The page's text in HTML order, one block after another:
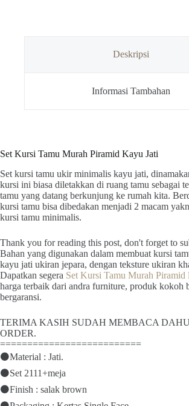
Deskripsi
Informasi Tambahan
Set Kursi Tamu Murah Piramid Kayu Jati
Set kursi tamu ukir minimalis kayu jati,
kursi ini biasa diletakkan di ruang tamu sebagai
tamu yang datang berkunjung ke rumah kita.
kursi tamu bisa dibedakan menjadi 2 macam
kursi tamu minimalis.
Thank you for reading this post, don't forget to
Bahan yang digunakan dalam membuat kursi
kayu jati ukiran jepara, dengan teksture ukiran
Dapatkan segera Set Kursi Tamu Murah Piramid
harga terbaik dari andra furniture, produk kokoh
bergaransi.
TERIMA KASIH SUDAH MEMBACA
ORDER.
==========================
⚫Material : Jati.
⚫Set 2111+meja
⚫Finish : salak brown